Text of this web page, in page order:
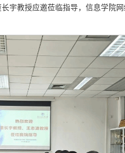
宇教授应邀莅临指导，信息学院网